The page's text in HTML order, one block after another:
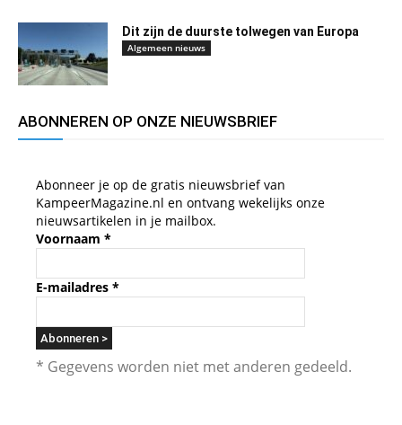
Dit zijn de duurste tolwegen van Europa
Algemeen nieuws
ABONNEREN OP ONZE NIEUWSBRIEF
Abonneer je op de gratis nieuwsbrief van
KampeerMagazine.nl en ontvang wekelijks onze
nieuwsartikelen in je mailbox.
Voornaam *
E-mailadres *
* Gegevens worden niet met anderen gedeeld.